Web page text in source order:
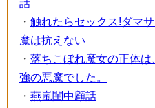
話
・ 触れたらセックス!ダマ
魔は抗えない
・ 落ちこぼれ魔女の正体
強の悪魔でした。
・ 燕嵐閨中顧話